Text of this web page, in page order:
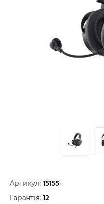
Артикул: 15155
Гарантія: 12